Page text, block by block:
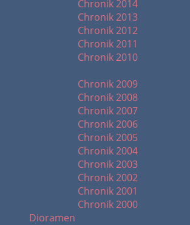
Chronik 2014
Chronik 2013
Chronik 2012
Chronik 2011
Chronik 2010
Chronik 2009
Chronik 2008
Chronik 2007
Chronik 2006
Chronik 2005
Chronik 2004
Chronik 2003
Chronik 2002
Chronik 2001
Chronik 2000
Dioramen